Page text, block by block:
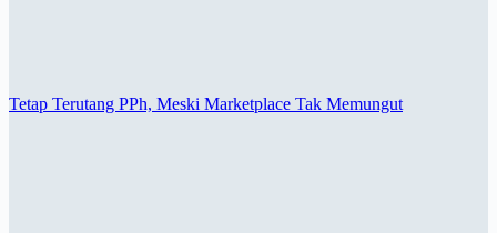
Tetap Terutang PPh, Meski Marketplace Tak Memungut